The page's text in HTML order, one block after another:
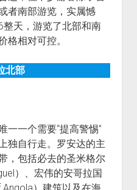
者南部游览，实属憾
天，游览了北部和南
格相对可控。
北部
一一个需要“提高警惕”
独自行走。罗安达的主
，包括必去的圣米格尔
）、宏伟的安哥拉国